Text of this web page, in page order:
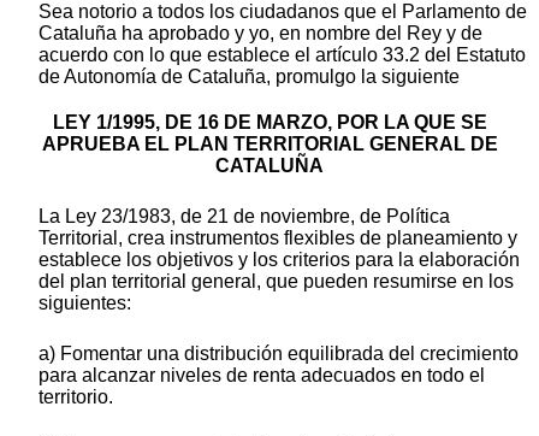
Sea notorio a todos los ciudadanos que el Parlamento de
Cataluña ha aprobado y yo, en nombre del Rey y de
acuerdo con lo que establece el artículo 33.2 del Estatuto
de Autonomía de Cataluña, promulgo la siguiente
LEY 1/1995, DE 16 DE MARZO, POR LA QUE SE
APRUEBA EL PLAN TERRITORIAL GENERAL DE
CATALUÑA
La Ley 23/1983, de 21 de noviembre, de Política
Territorial, crea instrumentos flexibles de planeamiento y
establece los objetivos y los criterios para la elaboración
del plan territorial general, que pueden resumirse en los
siguientes:
a) Fomentar una distribución equilibrada del crecimiento
para alcanzar niveles de renta adecuados en todo el
territorio.